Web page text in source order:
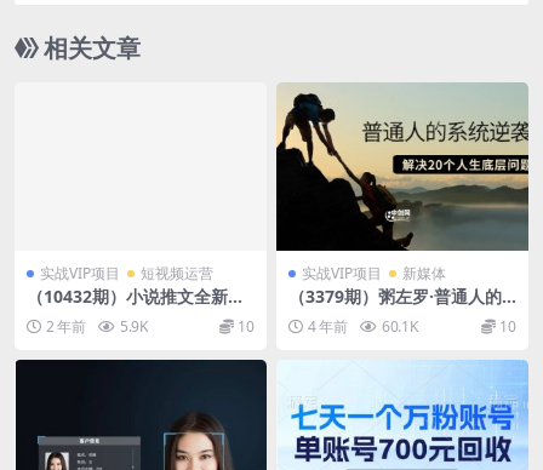
相关文章
实战VIP项目 短视频运营
（10432期）小说推文全新玩
法，5分钟一条原创视频，结
合中视频bilibili赚多份收益
2 年前 5.9K 10
实战VIP项目 新媒体
（3379期）粥左罗·普通人的
系统逆袭课：如何成功 如何赚
钱 等！解决20个人生底层问题
4 年前 60.1K 10